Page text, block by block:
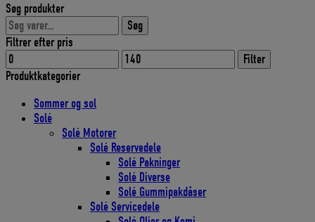
9,00 DKK.
er:
8,10 DKK.
Søg produkter
Søg
efter:
Søg
Filtrer efter pris
Mindste
pris
Højeste
pris
Filter
Produktkategorier
Sommer og sol
Solé
Solé Motorer
Solé Reservedele
Solé Pakninger
Solé Diverse
Solé Gummipakdåser
Solé Servicedele